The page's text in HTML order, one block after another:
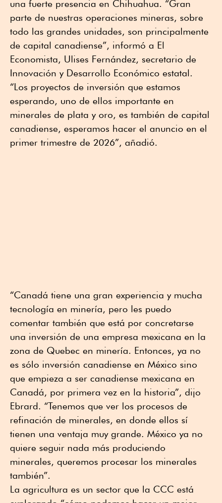
una fuerte presencia en Chihuahua. “Gran
parte de nuestras operaciones mineras, sobre
todo las grandes unidades, son principalmente
de capital canadiense”, informó a El
Economista, Ulises Fernández, secretario de
Innovación y Desarrollo Económico estatal.
“Los proyectos de inversión que estamos
esperando, uno de ellos importante en
minerales de plata y oro, es también de capital
canadiense, esperamos hacer el anuncio en el
primer trimestre de 2026”, añadió.
“Canadá tiene una gran experiencia y mucha
tecnología en minería, pero les puedo
comentar también que está por concretarse
una inversión de una empresa mexicana en la
zona de Quebec en minería. Entonces, ya no
es sólo inversión canadiense en México sino
que empieza a ser canadiense mexicana en
Canadá, por primera vez en la historia”, dijo
Ebrard. “Tenemos que ver los procesos de
refinación de minerales, en donde ellos sí
tienen una ventaja muy grande. México ya no
quiere seguir nada más produciendo
minerales, queremos procesar los minerales
también”.
La agricultura es un sector que la CCC está